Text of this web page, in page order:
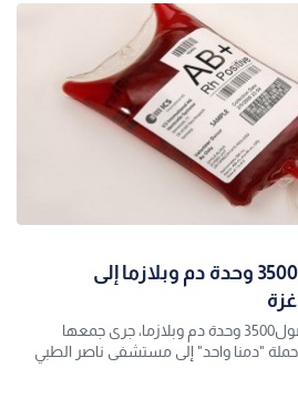
الصحة تعلن وصول 3500 وحدة دم وبلازما إلى
أعلنت وزارة الصحة، عن وصول3500 وحدة دم وبلازما، جرى جمعها
"دمنا واحد" إلى مستشفى ناصر الطبي